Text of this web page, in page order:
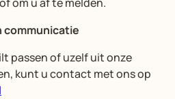
passen of uzelf uit onze
kunt u contact met ons op